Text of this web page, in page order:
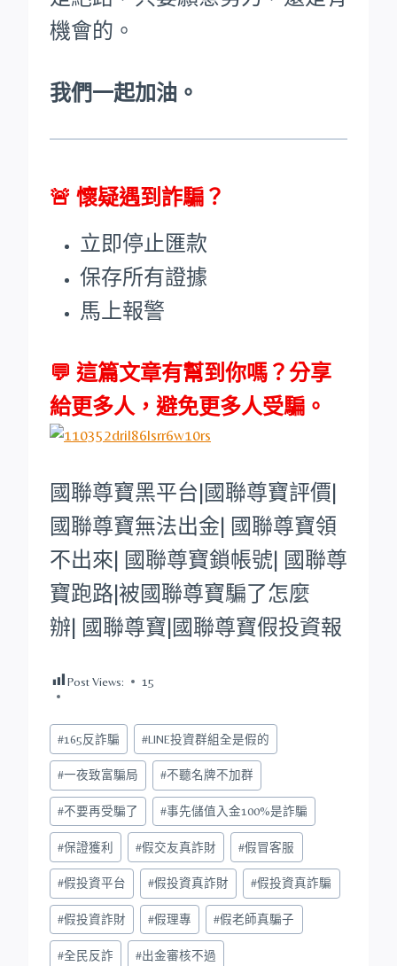
機會的。
我們一起加油。
🚨 懷疑遇到詐騙？
立即停止匯款
保存所有證據
馬上報警
💬 這篇文章有幫到你嗎？分享
給更多人，避免更多人受騙。
國聯尊寶黑平台|國聯尊寶評價|
國聯尊寶無法出金| 國聯尊寶領
不出來| 國聯尊寶鎖帳號| 國聯尊
寶跑路|被國聯尊寶騙了怎麼
辦| 國聯尊寶|國聯尊寶假投資報
Post Views: 15
Post
Tags:
#165反詐騙 #LINE投資群組全是假的
#一夜致富騙局 #不聽名牌不加群
#不要再受騙了 #事先儲值入金100%是詐騙
#保證獲利 #假交友真詐財 #假冒客服
#假投資平台 #假投資真詐財 #假投資真詐騙
#假投資詐財 #假理專 #假老師真騙子
#全民反詐 #出金審核不過